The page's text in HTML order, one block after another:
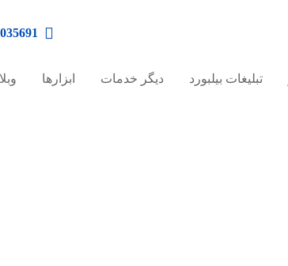
تبلیغات بیلبورد دیگر خدمات ابزارها